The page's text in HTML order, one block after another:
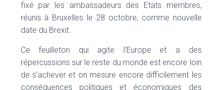
fixé par les ambassadeurs des Etats membres,
réunis à Bruxelles le 28 octobre, comme nouvelle
date du Brexit.
Ce feuilleton qui agite l’Europe et a des
répercussions sur le reste du monde est encore loin
de s’achever et on mesure encore difficilement les
conséquences politiques et économiques des